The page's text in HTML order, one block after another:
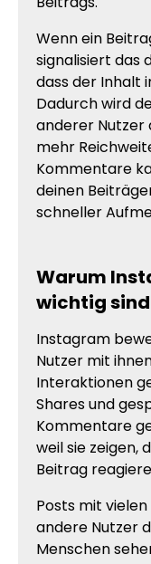
Wenn ein
signalisiert das
dass der Inhalt
Dadurch wird
anderer Nutzer
mehr
Kommentare
deinen
schneller
Warum
wichtig sind
Instagram
Nutzer mit
Interaktionen
Shares und
Kommentare
weil sie zeigen,
Beitrag
Posts mit
andere Nutzer
Menschen